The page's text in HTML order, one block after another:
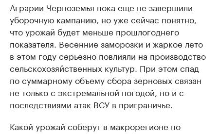
Аграрии Черноземья пока еще не завершили
уборочную кампанию, но уже сейчас понятно,
что урожай будет меньше прошлогоднего
показателя. Весенние заморозки и жаркое лето
в этом году серьезно повлияли на производство
сельскохозяйственных культур. При этом спад
по суммарному объему сбора зерновых связан
не только с экстремальной погодой, но и с
последствиями атак ВСУ в приграничье.
Какой урожай соберут в макрорегионе по